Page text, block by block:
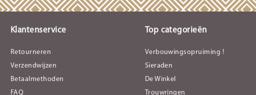
Klantenservice
Retourneren
Verzendwijzen
Betaalmethoden
FAQ
Top categorieën
Verbouwingsopruiming !
Sieraden
De Winkel
Trouwringen